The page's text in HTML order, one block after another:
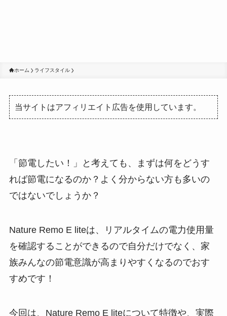
ホーム ライフスタイル
当サイトはアフィリエイト広告を使用しています。
「節電したい！」と考えても、まずは何をどうす
れば節電になるのか？よく分からない方も多いの
ではないでしょうか？
Nature Remo E liteは、リアルタイムの電力使用量
を確認することができるので自分だけでなく、家
族みんなの節電意識が高まりやすくなるのでおす
すめです！
今回は、Nature Remo E liteについて特徴や、実際